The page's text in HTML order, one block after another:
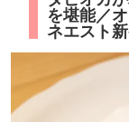
を堪能／
ネエスト